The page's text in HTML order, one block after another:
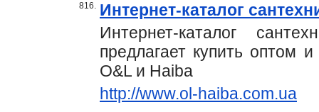
816. Интернет-каталог
Интернет-каталог
предлагает купить оптом
O&L и Haiba
http://www.ol-haiba.com.ua